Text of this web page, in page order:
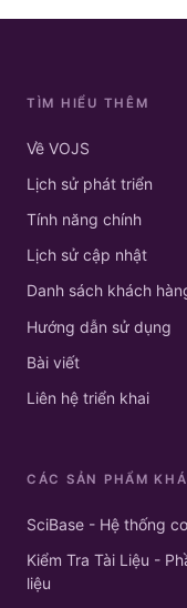
TÌM HIỂU THÊM
Về VOJS
Lịch sử phát triển
Tính năng chính
Lịch sử cập nhật
Danh sách khách
Hướng dẫn sử dụng
Bài viết
Liên hệ triển khai
CÁC SẢN PHẨM
SciBase - Hệ thống
Kiểm Tra Tài Liệu -
liệu